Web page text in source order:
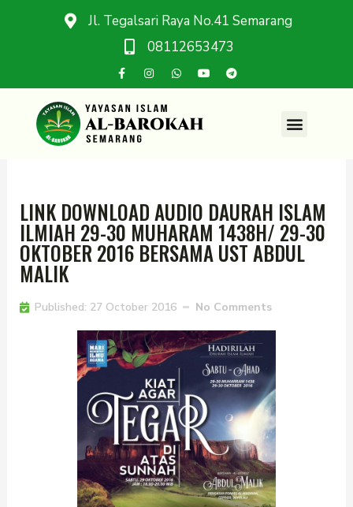
Jl. Tegalsari Raya No.41 Semarang
08112653473
LINK DOWNLOAD AUDIO DAURAH ISLAM
ILMIAH 29-30 MUHARAM 1438H/ 29-30
OKTOBER 2016 BERSAMA UST ABDUL
MALIK
Published: 27 October 2016 No Comments